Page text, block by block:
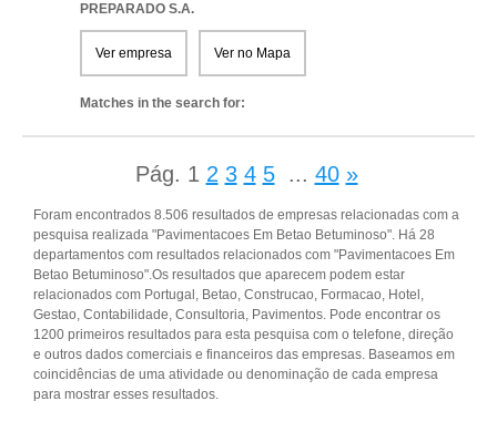
PREPARADO S.A.
Ver empresa Ver no Mapa
Matches in the search for:
Pág. 1 2 3 4 5 ... 40 »
Foram encontrados 8.506 resultados de empresas relacionadas com a
pesquisa realizada "Pavimentacoes Em Betao Betuminoso". Há 28
departamentos com resultados relacionados com "Pavimentacoes Em
Betao Betuminoso".Os resultados que aparecem podem estar
relacionados com Portugal, Betao, Construcao, Formacao, Hotel,
Gestao, Contabilidade, Consultoria, Pavimentos. Pode encontrar os
1200 primeiros resultados para esta pesquisa com o telefone, direção
e outros dados comerciais e financeiros das empresas. Baseamos em
coincidências de uma atividade ou denominação de cada empresa
para mostrar esses resultados.